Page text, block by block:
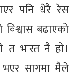
पनि धेरै रेस
बढाएको
त भारत नै हो।
सागमा मैले